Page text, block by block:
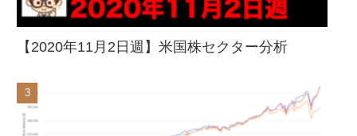
【2020年11月2日週】米国株セクター分析